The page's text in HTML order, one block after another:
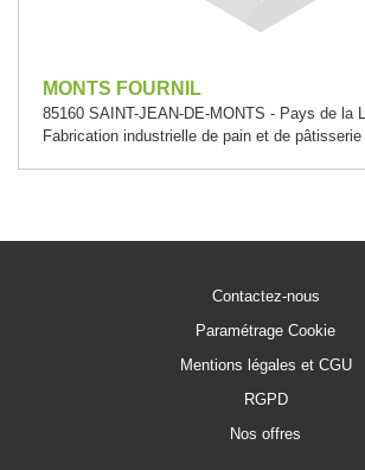
MONTS FOURNIL
85160 SAINT-JEAN-DE-MONTS - Pays de la
Fabrication industrielle de pain et de
Contactez-nous
Paramétrage Cookie
Mentions légales et CGU
RGPD
Nos offres